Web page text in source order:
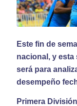
Este fin de
nacional, y
será para
desempeño
Primera División